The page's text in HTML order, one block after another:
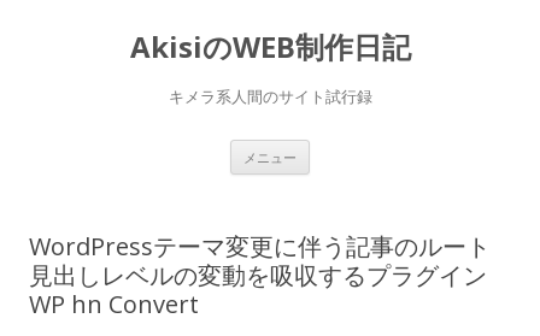
AkisiのWEB制作日記
キメラ系人間のサイト試行録
メニュー
WordPressテーマ変更に伴う記事のルート
見出しレベルの変動を吸収するプラグイン
WP hn Convert